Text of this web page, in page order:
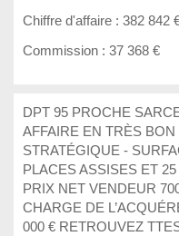
Chiffre d'affaire : 382 842
Commission : 37 368 €
DPT 95 PROCHE
AFFAIRE EN TRÈS
STRATÉGIQUE -
PLACES ASSISES ET
PRIX NET VENDEUR
CHARGE DE
000 € RETROUVEZ